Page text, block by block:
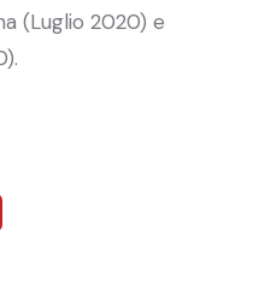
(Luglio 2020) e